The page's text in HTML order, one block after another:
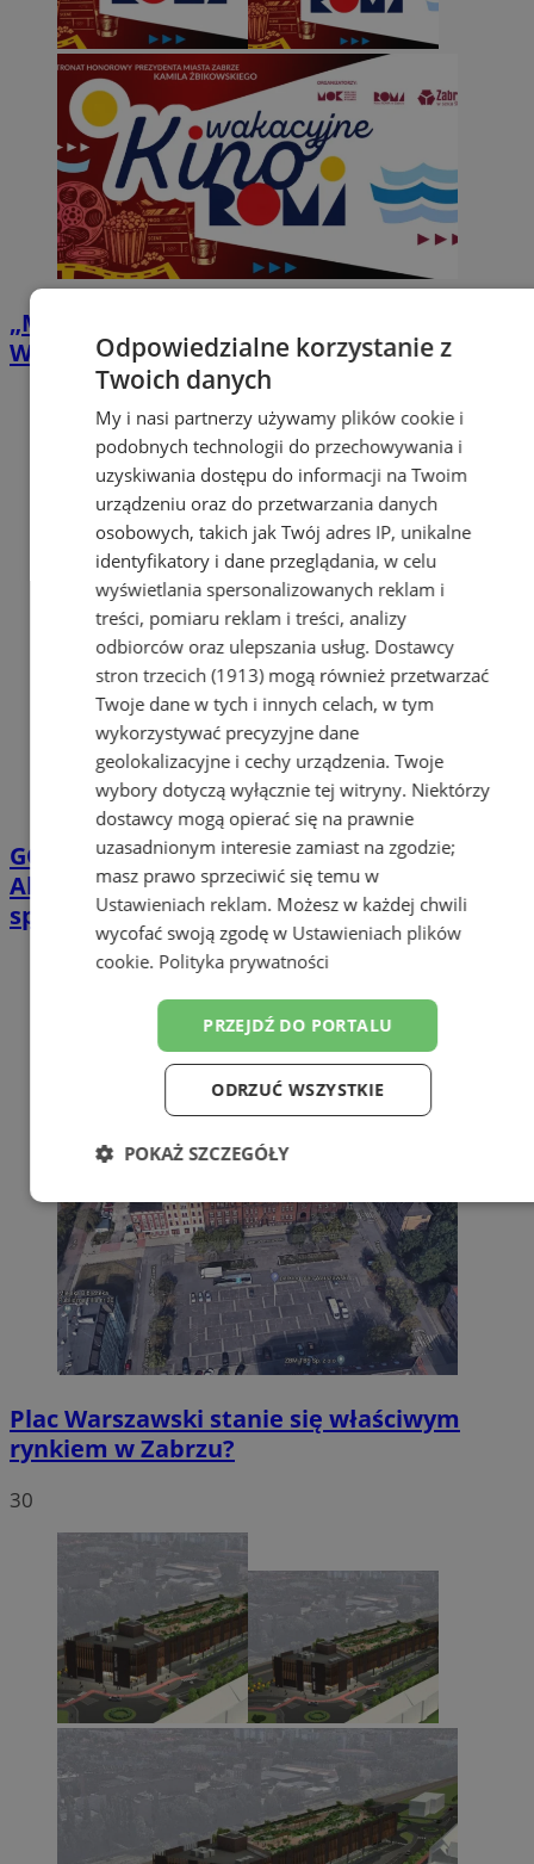
„Matrix” pod gwiazdami w Zabrzu.
Wakacyjne Kino ROMA zawita na Zaborze
GORĄCY TEMATGórnik Zabrze – UEFA:
Aktualna sytuacja z karami nałożonymi po
spotkaniu z Fenerbache
Plac Warszawski stanie się właściwym
rynkiem w Zabrzu?
30
Odpowiedzialne korzystanie z
Twoich danych
My i nasi partnerzy używamy plików cookie i
podobnych technologii do przechowywania i
uzyskiwania dostępu do informacji na Twoim
urządzeniu oraz do przetwarzania danych
osobowych, takich jak Twój adres IP, unikalne
identyfikatory i dane przeglądania, w celu
wyświetlania spersonalizowanych reklam i
treści, pomiaru reklam i treści, analizy
odbiorców oraz ulepszania usług. Dostawcy
stron trzecich (1913)mogą również przetwarzać
Twoje dane w tych i innych celach, w tym
wykorzystywać precyzyjne dane
geolokalizacyjne i cechy urządzenia. Twoje
wybory dotyczą wyłącznie tej witryny. Niektórzy
dostawcy mogą opierać się na prawnie
uzasadnionym interesie zamiast na zgodzie;
masz prawo sprzeciwić się temu w
Ustawieniach reklam. Możesz w każdej chwili
wycofać swoją zgodę w Ustawieniach plików
cookie. Polityka prywatności
PRZEJDŹ DO PORTALU
ODRZUĆ WSZYSTKIE
POKAŻ SZCZEGÓŁY
Niezbędne Wydajność Targetowanie
Funkcjonalność Niesklasyfikowane
Niezbędne
Niezbędne pliki cookie umożliwiają korzystanie z
podstawowych funkcji strony internetowej, takich jak
logowanie użytkownika i zarządzanie kontem. Bez
niezbędnych plików cookie nie można prawidłowo
korzystać ze strony internetowej.
Nazwa
Provider
Domena
przechowywania
SessID
zabrze.com.pl
QeSessID zabrze.com.pl